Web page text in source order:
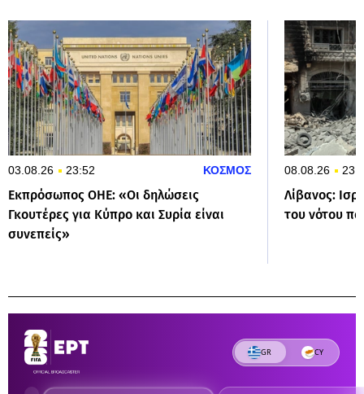
03.08.26 23:52 ΚΟΣΜΟΣ
Εκπρόσωπος ΟΗΕ: «Οι δηλώσεις
Γκουτέρες για Κύπρο και Συρία είναι
συνεπείς»
08.08.26
Λίβανος:
του νότου